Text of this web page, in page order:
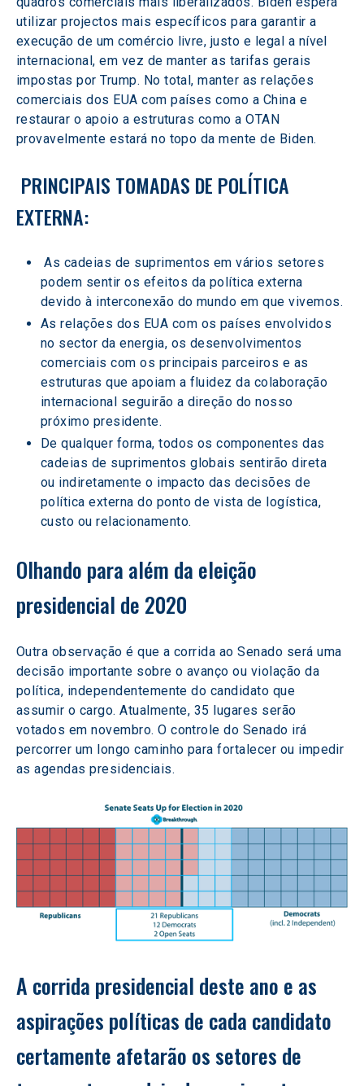
utilizar projectos mais específicos para garantir a
execução de um comércio livre, justo e legal a nível
internacional, em vez de manter as tarifas gerais
impostas por Trump. No total, manter as relações
comerciais dos EUA com países como a China e
restaurar o apoio a estruturas como a OTAN
provavelmente estará no topo da mente de Biden.
EXTERNA:
As cadeias de suprimentos em vários setores
podem sentir os efeitos da política externa
devido à interconexão do mundo em que vivemos.
As relações dos EUA com os países envolvidos
no sector da energia, os desenvolvimentos
comerciais com os principais parceiros e as
estruturas que apoiam a fluidez da colaboração
internacional seguirão a direção do nosso
próximo presidente.
De qualquer forma, todos os componentes das
cadeias de suprimentos globais sentirão direta
ou indiretamente o impacto das decisões de
política externa do ponto de vista de logística,
custo ou relacionamento.
Olhando para além da eleição
presidencial de 2020
Outra observação é que a corrida ao Senado será uma
decisão importante sobre o avanço ou violação da
política, independentemente do candidato que
assumir o cargo. Atualmente, 35 lugares serão
votados em novembro. O controle do Senado irá
percorrer um longo caminho para fortalecer ou impedir
as agendas presidenciais.
A corrida presidencial deste ano e as
aspirações políticas de cada candidato
certamente afetarão os setores de